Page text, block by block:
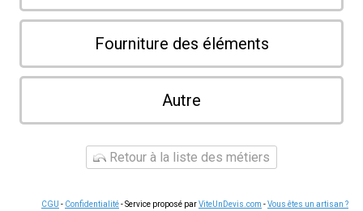
Fourniture des éléments
Autre
Retour à la liste des métiers
CGU - Confidentialité- Service proposé parViteUnDevis.com -Vous êtes un artisan ?